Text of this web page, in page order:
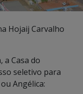
Hojaij Carvalho
a Casa do
seletivo para
Angélica: